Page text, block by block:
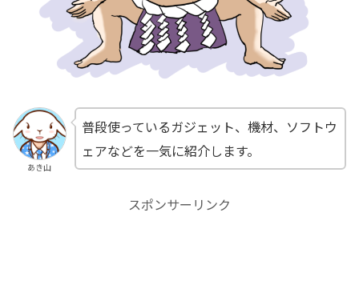
あき山
普段使っているガジェット、機材、ソフトウ
ェアなどを一気に紹介します。
スポンサーリンク